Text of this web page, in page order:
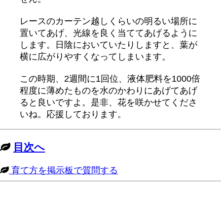
レースのカーテン越しくらいの明るい場所に
置いてあげ、光線を良く当ててあげるように
します。日陰においていたりしますと、葉が
横に広がりやすくなってしまいます。
この時期、2週間に1回位、液体肥料を1000倍
程度に薄めたものを水のかわりにあげてあげ
ると良いですよ。是非、花を咲かせてくださ
いね。応援しております。
目次へ
育て方を掲示板で質問する